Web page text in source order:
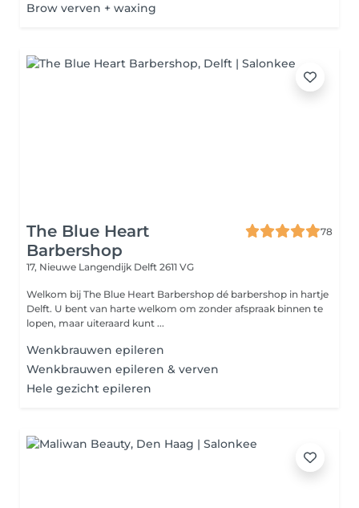
Brow verven + waxing
The Blue Heart
Barbershop
78
17, Nieuwe Langendijk Delft 2611 VG
Welkom bij The Blue Heart Barbershop dé barbershop in hartje
Delft. U bent van harte welkom om zonder afspraak binnen te
lopen, maar uiteraard kunt ...
Wenkbrauwen epileren
Wenkbrauwen epileren & verven
Hele gezicht epileren